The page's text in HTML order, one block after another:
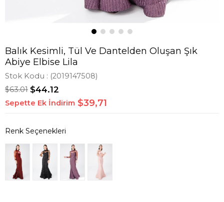
Balık Kesimli, Tül Ve Dantelden Oluşan Şık
Abiye Elbise Lila
Stok Kodu (2019147508)
$63.01 $44.12
Sepette Ek İndirim $39,71